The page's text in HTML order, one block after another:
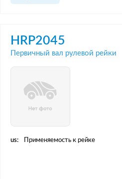
HRP2045
Первичный вал рулевой рейки
us: Применяемость к рейке